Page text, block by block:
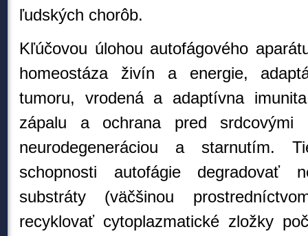
ľudských chorôb.
Kľúčovou úlohou autofágového
homeostáza živín a energie,
tumoru, vrodená a adaptívna
zápalu a ochrana pred srdcovými
neurodegeneráciou a starnutím.
schopnosti autofágie degradovať
substráty (väčšinou
recyklovať cytoplazmatické zložky